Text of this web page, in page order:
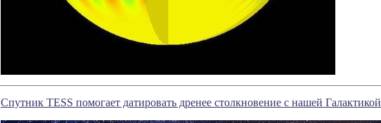
Спутник TESS помогает датировать дренее столкновение с нашей Галактикой